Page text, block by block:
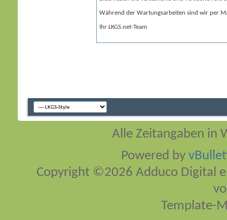
Während der Wartungsarbeiten sind wir per
Ihr LKGS.net-Team
Alle Zeitangaben in
Powered by
Copyright ©2026 Adduco Digital
Template-